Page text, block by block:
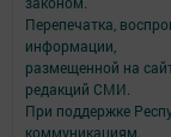
Перепечатка,
информации,
размещенной на
редакций СМИ.
При поддержке
коммуникациям.